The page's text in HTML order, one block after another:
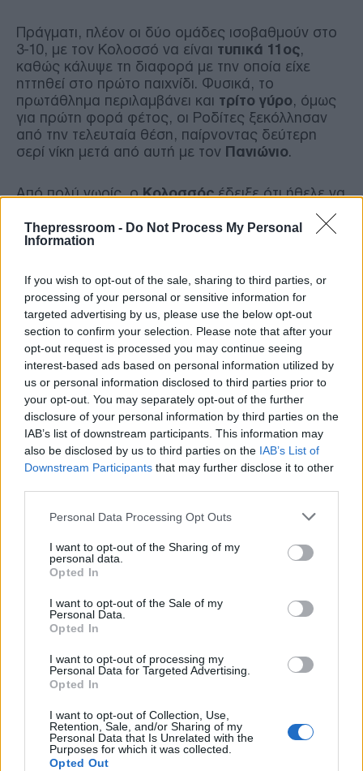
Thepressroom - Do Not Process My Personal
Information
If you wish to opt-out of the sale, sharing to third parties, or
processing of your personal or sensitive information for
targeted advertising by us, please use the below opt-out
section to confirm your selection. Please note that after your
opt-out request is processed you may continue seeing
interest-based ads based on personal information utilized by
us or personal information disclosed to third parties prior to
your opt-out. You may separately opt-out of the further
disclosure of your personal information by third parties on the
IAB’s list of downstream participants. This information may
also be disclosed by us to third parties on the IAB’s List of
Downstream Participants that may further disclose it to other
Please note that this website/app uses one or more Google
not limited to your visit or usage behaviour. You may click to
grant or deny consent to Google and its third-party tags to
use your data for below specified purposes in below Google
consent section.
Personal Data Processing Opt Outs
I want to opt-out of the Sharing of my
personal data.
Opted In
I want to opt-out of the Sale of my
Personal Data.
Opted In
I want to opt-out of processing my
Personal Data for Targeted Advertising.
Opted In
I want to opt-out of Collection, Use,
Retention, Sale, and/or Sharing of my
Personal Data that Is Unrelated with the
Purposes for which it was collected.
Opted Out
Πράγματι, πλέον οι δύο ομάδες ισοβαθμούν στο
3-10, με τον Κολοσσό να είναι τυπικά 11ος,
καθώς κάλυψε τη διαφορά με την οποία είχε
ηττηθεί στο πρώτο παιχνίδι. Φυσικά, το
πρωτάθλημα περιλαμβάνει και τρίτο γύρο, όμως
για πρώτη φορά φέτος, οι Ροδίτες ξεκόλλησαν
από την τελευταία θέση, παίρνοντας δεύτερη
σερί νίκη μετά από αυτή με τον Πανιώνιο.
Από πολύ νωρίς, οΚολοσσόςέδειξε ότι ήθελε να
πάρει τα ηνία του αγώνα και έκλεισε την πρώτη
περίοδο με προβάδισμα 7 πόντων (24-17). Η
διαφορά εκτοξεύθηκε μέχρι το ημίχρονο (48-29),
πόντους(81-42), με το Μαρούσι να δείχνει
θλιβερή εικόνα στο παρκέ και να χάνει τελικά με
αυτόν τον σοκαριστικό τρόπο.
Κορυφαίος των νικητών με 21 πόντους και 11
ριμπάουντ ήταν οΝικ ΜακΓκλίν, ενώ 17 πόντους
είχε οΆντριου Γκάουντλοκ, 13 οΤάιλερ
Νέλσονκαι 11 οΛόντον Περάντες , που μοίρασε
7 ασίστ. Δεν διεσώθη κανείς από το Μαρούσι, με
τον Μάρκους Κιν να είναι πρώτος σκόρερ με 10
πόντους.